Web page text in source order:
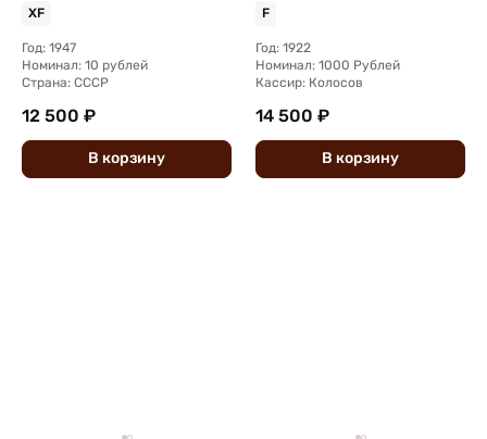
XF
Год: 1947
Номинал: 10 рублей
Страна: СССР
12 500 ₽
В корзину
F
Год: 1922
Номинал: 1000 Рублей
Кассир: Колосов
14 500 ₽
В корзину